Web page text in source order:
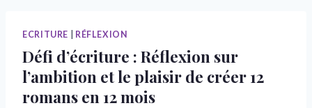
ECRITURE RÉFLEXION
Défi d’écriture : Réflexion sur
l’ambition et le plaisir de créer 12
romans en 12 mois